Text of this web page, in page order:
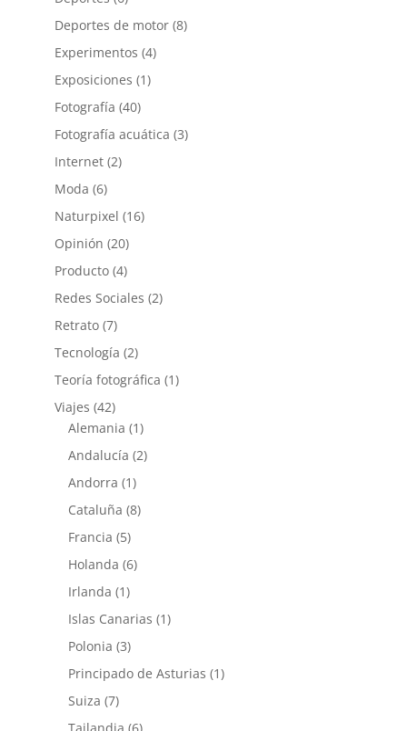
Deportes de motor(8)
Experimentos (4)
Exposiciones (1)
Fotografía (40)
Fotografía acuática (3)
Internet(2)
Moda (6)
Naturpixel (16)
Opinión (20)
Producto(4)
Redes Sociales (2)
Retrato(7)
Tecnología (2)
Teoría fotográfica (1)
Viajes (42)
Alemania (1)
Andalucía (2)
Andorra (1)
Cataluña (8)
Francia (5)
Holanda (6)
Irlanda (1)
Islas Canarias (1)
Polonia (3)
Principado de Asturias (1)
Suiza (7)